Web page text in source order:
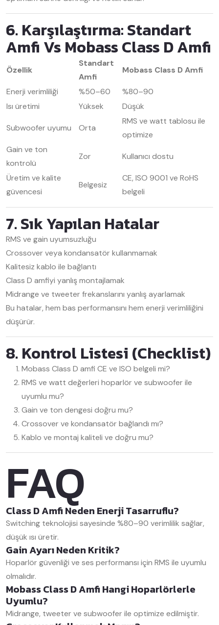
6. Karşılaştırma: Standart
Amfi Vs Mobass Class D Amfi
Özellik
Standart
Amfi
Mobass Class D Amfi
Enerji verimliliği %50–60
%80–90
Isı üretimi
Yüksek Düşük
Subwoofer uyumu Orta
RMS ve watt tablosu ile
optimize
Gain ve ton
kontrolü
Zor Kullanıcı dostu
Üretim ve kalite
güvencesi
Belgesiz
CE, ISO 9001 ve RoHS
belgeli
7. Sık Yapılan Hatalar
RMS ve gain uyumsuzluğu
Crossover veya kondansatör kullanmamak
Kalitesiz kablo ile bağlantı
Class D amfiyi yanlış montajlamak
Midrange ve tweeter frekanslarını yanlış ayarlamak
Bu hatalar, hem bas performansını hem enerji verimliliğini
düşürür.
8. Kontrol Listesi (Checklist)
Mobass Class D amfi CE ve ISO belgeli mi?
RMS ve watt değerleri hoparlör ve subwoofer ile
uyumlu mu?
Gain ve ton dengesi doğru mu?
Crossover ve kondansatör bağlandı mı?
Kablo ve montaj kaliteli ve doğru mu?
FAQ
Class D Amfi Neden Enerji Tasarruflu?
Switching teknolojisi sayesinde %80–90 verimlilik sağlar,
düşük ısı üretir.
Gain Ayarı Neden Kritik?
Hoparlör güvenliği ve ses performansı için RMS ile uyumlu
olmalıdır.
Mobass Class D Amfi Hangi Hoparlörlerle
Uyumlu?
Midrange, tweeter ve subwoofer ile optimize edilmiştir.